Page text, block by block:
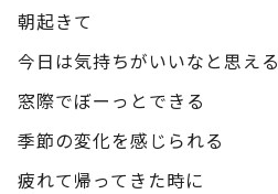
朝起きて
今日は気持ちがいいなと思える
窓際でぼーっとできる
季節の変化を感じられる
疲れて帰ってきた時に